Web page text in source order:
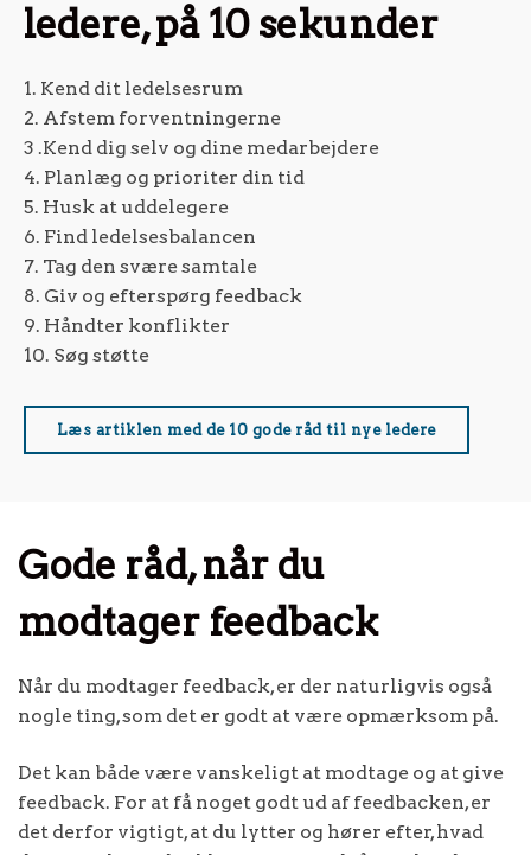
ledere, på 10 sekunder
1. Kend dit ledelsesrum
2. Afstem forventningerne
3 .Kend dig selv og dine medarbejdere
4. Planlæg og prioriter din tid
5. Husk at uddelegere
6. Find ledelsesbalancen
7. Tag den svære samtale
8. Giv og efterspørg feedback
9. Håndter konflikter
10. Søg støtte
Læs artiklen med de 10 gode råd til nye ledere
Gode råd, når du
modtager feedback
Når du modtager feedback, er der naturligvis også
nogle ting, som det er godt at være opmærksom på.
Det kan både være vanskeligt at modtage og at give
feedback. For at få noget godt ud af feedbacken, er
det derfor vigtigt, at du lytter og hører efter, hvad